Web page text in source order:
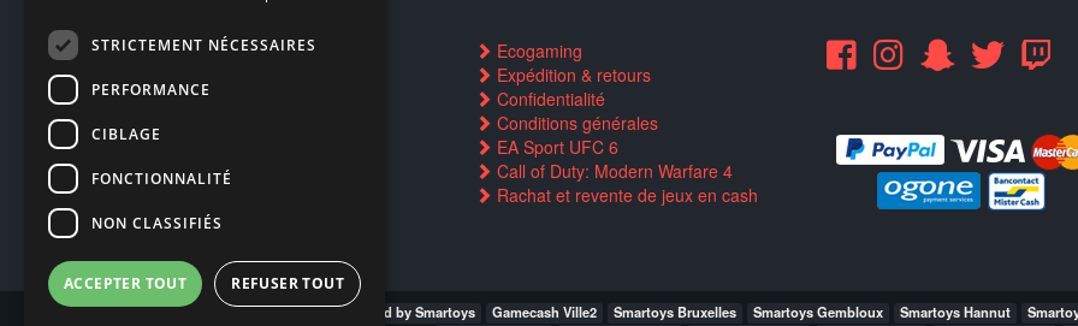
Contactez-nous
Trouver un magasin
Rachat cartes Pokémon
Réservation par SMS
Restauration CD griffés
Smartpoints
Ecogaming
Expédition & retours
Confidentialité
Conditions générales
EA Sport UFC 6
Call of Duty: Modern Warfare 4
Rachat et revente de jeux en cash
Gamecash Gosselies Gamecash LLn Pwd by Smartoys Gamecash Ville2 Smartoys Bruxelles Smartoys Gembloux Smartoys Hannut
STRICTEMENT NÉCESSAIRES
PERFORMANCE
CIBLAGE
FONCTIONNALITÉ
NON CLASSIFIÉS
ACCEPTER TOUT REFUSER TOUT